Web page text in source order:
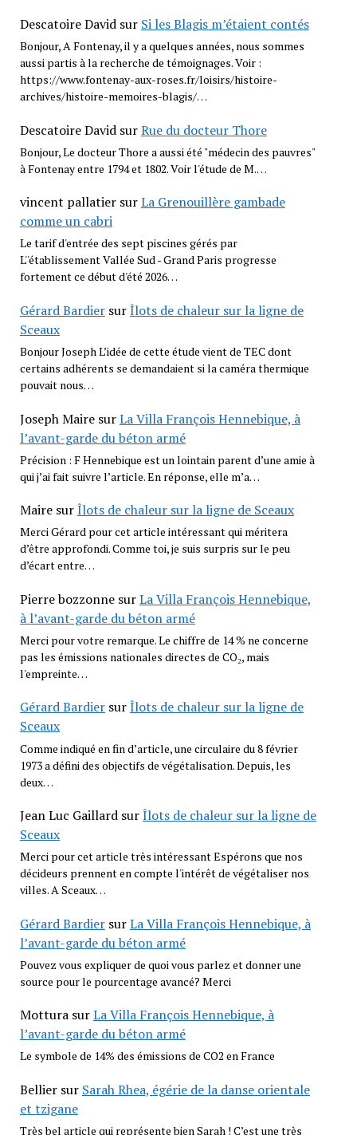
Descatoire Davidsur Si les Blagis m’étaient contés
Bonjour, A Fontenay, il y a quelques années, nous sommes
aussi partis à la recherche de témoignages. Voir :
https://www.fontenay-aux-roses.fr/loisirs/histoire-
archives/histoire-memoires-blagis/…
Descatoire DavidsurRue du docteur Thore
Bonjour, Le docteur Thore a aussi été "médecin des pauvres"
à Fontenay entre 1794 et 1802. Voir l'étude de M.…
vincent pallatiersurLa Grenouillère gambade
comme un cabri
Le tarif d'entrée des sept piscines gérés par
L''établissement Vallée Sud - Grand Paris progresse
fortement ce début d'été 2026…
Gérard BardiersurÎlots de chaleur sur la ligne de
Sceaux
Bonjour Joseph L’idée de cette étude vient de TEC dont
certains adhérents se demandaient si la caméra thermique
pouvait nous…
Joseph MairesurLa Villa François Hennebique, à
l’avant-garde du béton armé
Précision : F Hennebique est un lointain parent d’une amie à
qui j’ai fait suivre l’article. En réponse, elle m’a…
MairesurÎlots de chaleur sur la ligne de Sceaux
Merci Gérard pour cet article intéressant qui méritera
d’être approfondi. Comme toi, je suis surpris sur le peu
d’écart entre…
Pierre bozzonnesurLa Villa François Hennebique,
à l’avant-garde du béton armé
Merci pour votre remarque. Le chiffre de 14 % ne concerne
pas les émissions nationales directes de CO₂, mais
l'empreinte…
Gérard BardiersurÎlots de chaleur sur la ligne de
Sceaux
Comme indiqué en fin d’article, une circulaire du 8 février
1973 a défini des objectifs de végétalisation. Depuis, les
deux…
Jean Luc GaillardsurÎlots de chaleur sur la ligne de
Sceaux
Merci pour cet article très intéressant Espérons que nos
décideurs prennent en compte l'intérêt de végétaliser nos
villes. A Sceaux…
Gérard BardiersurLa Villa François Hennebique, à
l’avant-garde du béton armé
Pouvez vous expliquer de quoi vous parlez et donner une
source pour le pourcentage avancé? Merci
MotturasurLa Villa François Hennebique, à
l’avant-garde du béton armé
Le symbole de 14% des émissions de CO2 en France
Belliersur Sarah Rhea, égérie de la danse orientale
et tzigane
Très bel article qui représente bien Sarah ! C’est une très